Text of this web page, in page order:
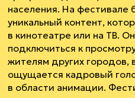
населения. На фестивале
уникальный контент,
в кинотеатре или на ТВ.
подключиться к
жителям других городов,
ощущается кадровый
в области анимации.